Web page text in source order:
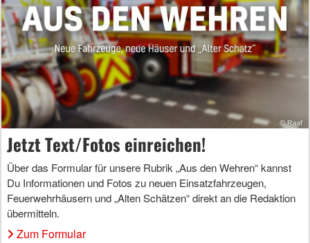
Jetzt Text/Fotos einreichen!
Über das Formular für unsere Rubrik „Aus den Wehren“ kannst
Du Informationen und Fotos zu neuen Einsatzfahrzeugen,
Feuerwehrhäusern und „Alten Schätzen“ direkt an die Redaktion
übermitteln.
Zum Formular